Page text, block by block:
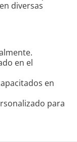
diversas
en el
en
para